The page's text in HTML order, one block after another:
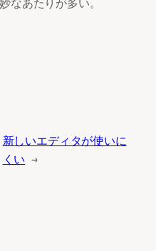
新しいエディタが使いに
くい →